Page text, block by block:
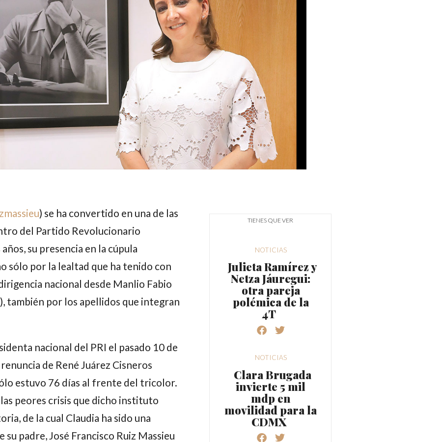
) se ha convertido en una de las
del Partido Revolucionario
su presencia en la cúpula
sólo por la lealtad que ha tenido con
nacional desde Manlio Fabio
), también por los apellidos que integran
nacional del PRI el pasado 10 de
de René Juárez Cisneros
estuvo 76 días al frente del tricolor.
peores crisis que dicho instituto
de la cual Claudia ha sido una
su padre, José Francisco Ruiz Massieu
TIENES QUE VER
NOTICIAS
Julieta Ramírez y
Netza Jáuregui:
otra pareja
polémica de la
4T
NOTICIAS
Clara Brugada
invierte 5 mil
mdp en
movilidad para la
CDMX